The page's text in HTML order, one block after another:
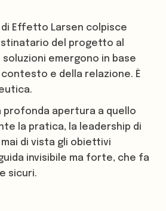
di Effetto Larsen colpisce
del progetto al
emergono in base
e della relazione. È
profonda apertura a quello
la pratica, la leadership di
di vista gli obiettivi
invisibile ma forte, che fa
sicuri.